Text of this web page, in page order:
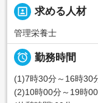
portrait 求める人材
管理栄養士
 勤務時間
(1)7時30分～16時30
(2)10時00分～19時